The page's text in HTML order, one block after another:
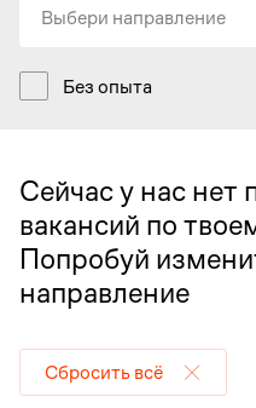
Выбери направление
Без опыта
Сейчас у нас нет
вакансий по
Попробуй
направление
Сбросить всё